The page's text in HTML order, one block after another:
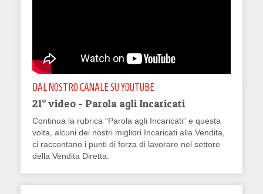
DAL NOSTRO CANALE SU YOUTUBE
21° video - Parola agli Incaricati
Continua la rubrica “Parola agli Incaricati” e questa
volta, alcuni dei nostri migliori Incaricati alla Vendita,
ci raccontano i punti di forza di lavorare nel settore
della Vendita Diretta.